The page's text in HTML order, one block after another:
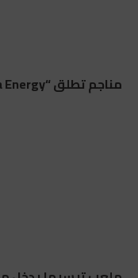
مناجم تطلق “Mana Energy” لتطوير الطاقة